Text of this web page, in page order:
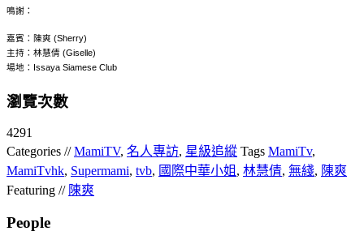
鳴謝：
嘉賓：陳爽 (Sherry)
主持：林慧倩 (Giselle)
場地：Issaya Siamese Club
瀏覽次數
4291
Categories //MamiTV, 名人專訪, 星級追縱 Tags MamiTv,
MamiTvhk, Supermami, tvb, 國際中華小姐 , 林慧倩, 無綫, 陳爽
Featuring // 陳爽
People